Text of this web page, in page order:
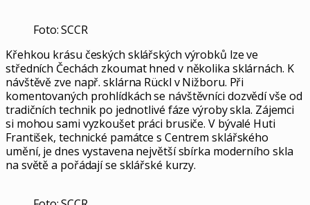
Foto: SCCR
Křehkou krásu českých sklářských výrobků lze ve
středních Čechách zkoumat hned v několika sklárnách. K
návštěvě zve např. sklárna Rückl v Nižboru. Při
komentovaných prohlídkách se návštěvníci dozvědí vše od
tradičních technik po jednotlivé fáze výroby skla. Zájemci
si mohou sami vyzkoušet práci brusiče. V bývalé Huti
František, technické památce s Centrem sklářského
umění, je dnes vystavena největší sbírka moderního skla
na světě a pořádají se sklářské kurzy.